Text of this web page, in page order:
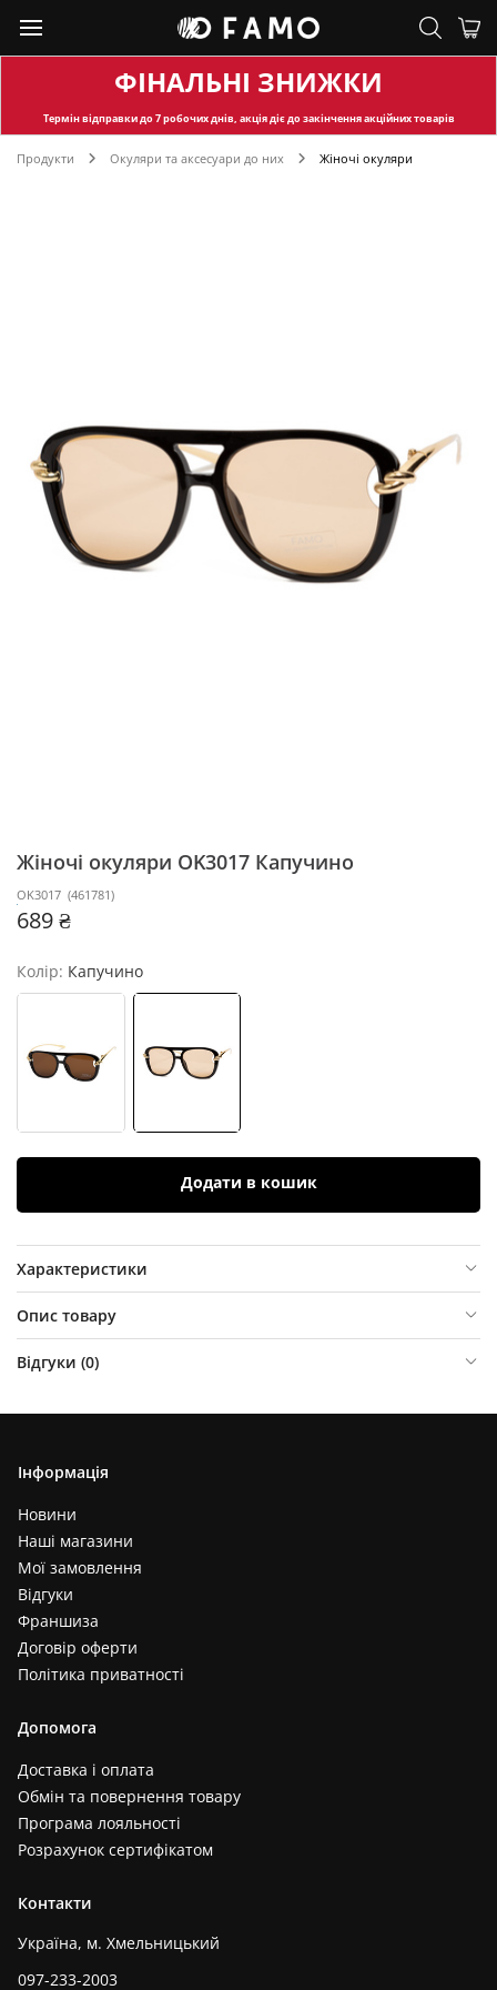
ФІНАЛЬНІ ЗНИЖКИ
Термін відправкидо 7 робочих днів, акція діє до закінчення акційних товарів
Продукти Окуляри та аксесуари до них Жіночі окуляри
Жіночі окуляри OK3017 Капучино
OK3017 (461781)
689 ₴
Колір: Капучино
Додати в кошик
Характеристики
Опис товару
Відгуки (0)
Інформація
Новини
Наші магазини
Мої замовлення
Відгуки
Франшиза
Договір оферти
Політика приватності
Допомога
Доставка і оплата
Обмін та повернення товару
Програма лояльності
Розрахунок сертифікатом
Контакти
Україна, м. Хмельницький
097-233-2003